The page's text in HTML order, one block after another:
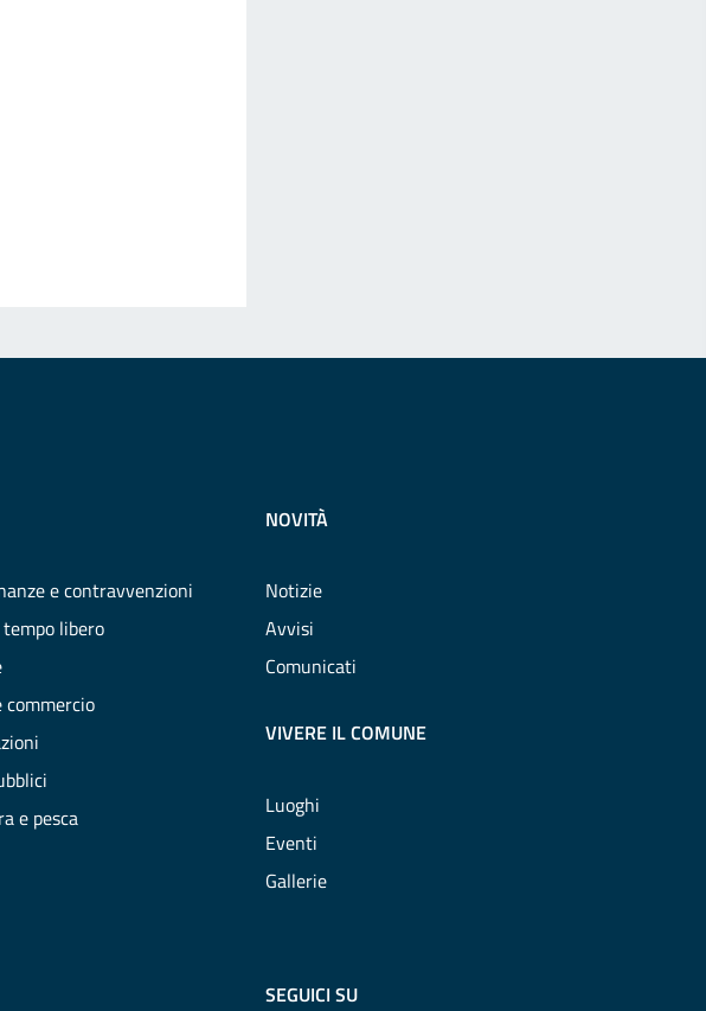
e contravvenzioni
libero
commercio
e pesca
NOVITÀ
Notizie
Avvisi
Comunicati
VIVERE IL COMUNE
Luoghi
Eventi
Gallerie
SEGUICI SU